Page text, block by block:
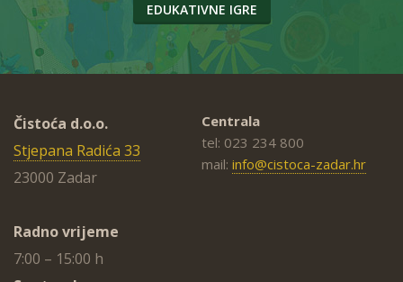
EDUKATIVNE IGRE
Čistoća d.o.o.
Stjepana Radića 33
23000 Zadar
Radno vrijeme
7:00 – 15:00 h
Centrala
tel: 023 234 800
mail: info@cistoca-zadar.hr